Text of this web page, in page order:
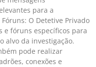
para a
O Detetive Privado
e fóruns específicos para
alvo da investigação.
pode realizar
conexões e